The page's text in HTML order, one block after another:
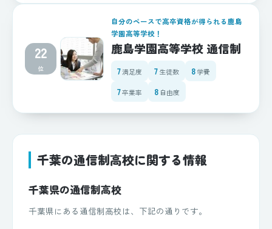
22
位
自分のペースで高卒資格が得られる鹿島
学園高等学校！
鹿島学園高等学校 通信制
7満足度 7生徒数 8学費
7卒業率 8 自由度
千葉の通信制高校に関する情報
千葉県の通信制高校
千葉県にある通信制高校は、下記の通りです。